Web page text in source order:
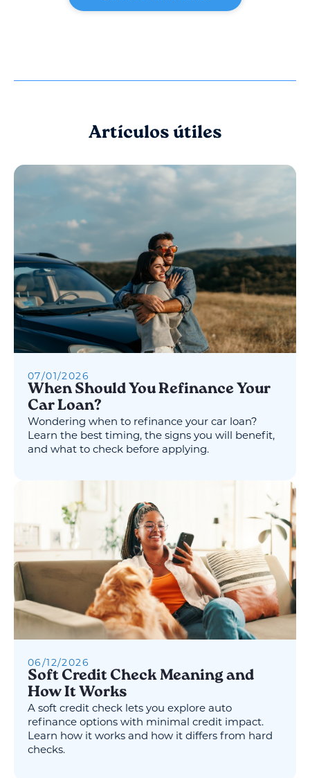
Artículos útiles
07/01/2026
When Should You Refinance Your
Car Loan?
Wondering when to refinance your car loan?
Learn the best timing, the signs you will benefit,
and what to check before applying.
06/12/2026
Soft Credit Check Meaning and
How It Works
A soft credit check lets you explore auto
refinance options with minimal credit impact.
Learn how it works and how it differs from hard
checks.